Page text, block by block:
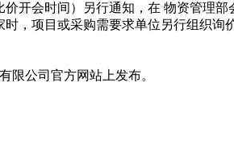
开会时间）另行通知， 在 物资管理部
，项目或采购需要求单位另行组织询
限公司官方网站上发布。